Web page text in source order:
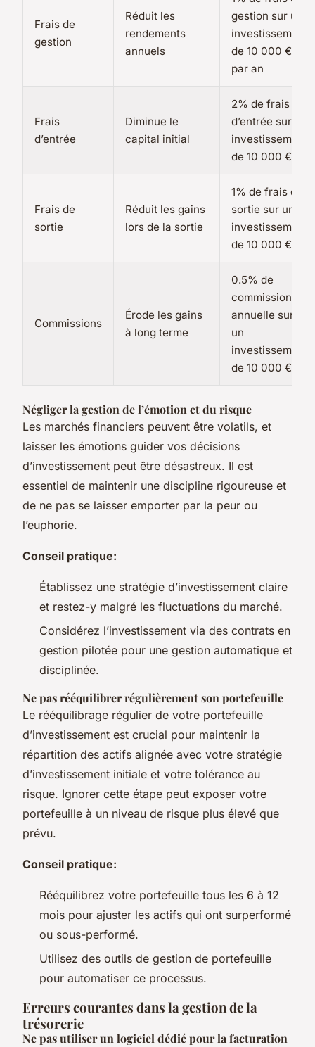
Frais de
gestion
Réduit les
rendements
annuels
gestion sur un
investissement
de 10 000 €
par an
Frais
d’entrée
Diminue le
capital initial
2% de frais
d’entrée sur un
investissement
de 10 000 €
Frais de
sortie
Réduit les gains
lors de la sortie
1% de frais de
sortie sur un
investissement
de 10 000 €
Commissions
Érode les gains
à long terme
0.5% de
commission
annuelle sur
un
investissement
de 10 000 €
Négliger la gestion de l’émotion et du risque
Les marchés financiers peuvent être volatils, et
laisser les émotions guider vos décisions
d’investissement peut être désastreux. Il est
essentiel de maintenir une discipline rigoureuse et
de ne pas se laisser emporter par la peur ou
l’euphorie.
Conseil pratique:
Établissez une stratégie d’investissement claire
et restez-y malgré les fluctuations du marché.
Considérez l’investissement via des contrats en
gestion pilotée pour une gestion automatique et
disciplinée.
Ne pas rééquilibrer régulièrement son portefeuille
Le rééquilibrage régulier de votre portefeuille
d’investissement est crucial pour maintenir la
répartition des actifs alignée avec votre stratégie
d’investissement initiale et votre tolérance au
risque. Ignorer cette étape peut exposer votre
portefeuille à un niveau de risque plus élevé que
prévu.
Conseil pratique:
Rééquilibrez votre portefeuille tous les 6 à 12
mois pour ajuster les actifs qui ont surperformé
ou sous-performé.
Utilisez des outils de gestion de portefeuille
pour automatiser ce processus.
Erreurs courantes dans la gestion de la
trésorerie
Ne pas utiliser un logiciel dédié pour la facturation